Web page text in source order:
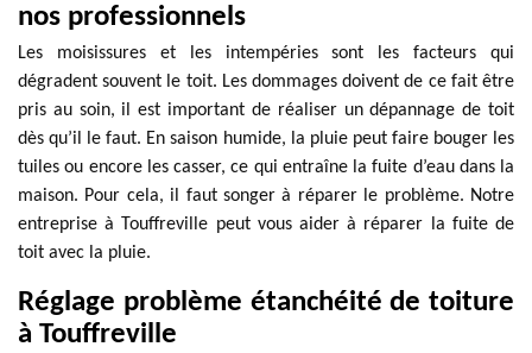
nos professionnels
Les moisissures et les intempéries sont les facteurs qui
dégradent souvent le toit. Les dommages doivent de ce fait être
pris au soin, il est important de réaliser un dépannage de toit
dès qu’il le faut. En saison humide, la pluie peut faire bouger les
tuiles ou encore les casser, ce qui entraîne la fuite d’eau dans la
maison. Pour cela, il faut songer à réparer le problème. Notre
entreprise à Touffreville peut vous aider à réparer la fuite de
toit avec la pluie.
Réglage problème étanchéité de toiture
à Touffreville